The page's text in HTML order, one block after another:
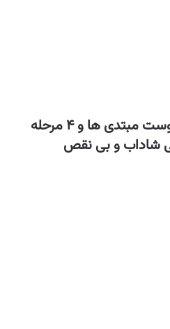
روتین مراقبت از پوست مبتدی ها و ۴ مرحله
شاداب و بی نقص